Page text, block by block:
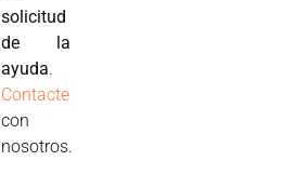
solicitud
de la
ayuda.
Contacte
con
nosotros.